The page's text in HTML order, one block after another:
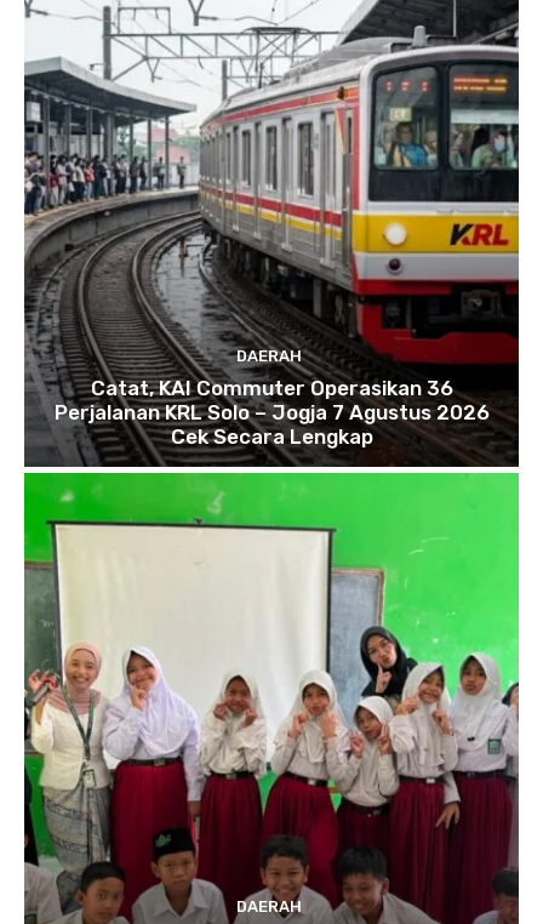
DAERAH
Catat, KAI Commuter Operasikan 36
Perjalanan KRL Solo – Jogja 7 Agustus 2026
Cek Secara Lengkap
DAERAH